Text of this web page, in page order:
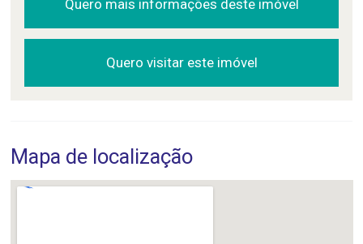
Quero mais informações deste imóvel
Quero visitar este imóvel
Mapa de localização